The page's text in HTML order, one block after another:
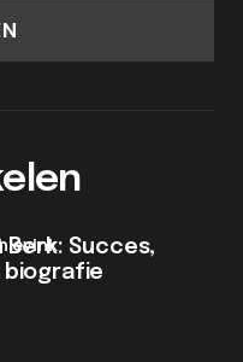
Berk: Succes,
biografie